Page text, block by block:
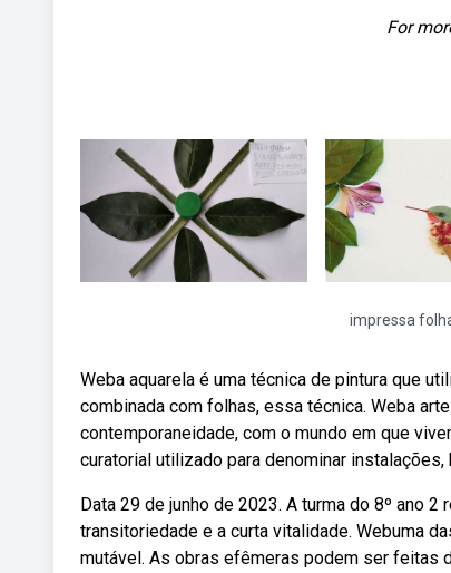
For
impressa
Weba aquarela é uma técnica de pintura que
combinada com folhas, essa técnica. Weba
contemporaneidade, com o mundo em que
curatorial utilizado para denominar
Data 29 de junho de 2023. A turma do 8º ano
transitoriedade e a curta vitalidade. Webuma
mutável. As obras efêmeras podem ser feitas